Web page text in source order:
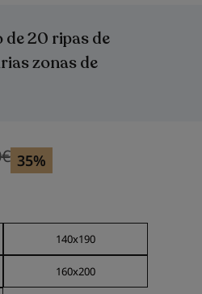
price
price 249,00
€ 35%
140x190
160x200
20 ripas de
zonas de